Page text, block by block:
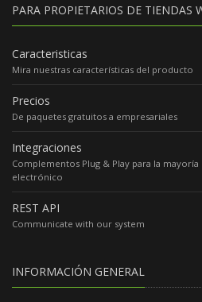
PARA PROPIETARIOS DE TIENDAS
Caracteristicas
Mira nuestras características del producto
Precios
De paquetes gratuitos a empresariales
Integraciones
Complementos Plug & Play para la
electrónico
REST API
Communicate with our system
INFORMACIÓN GENERAL